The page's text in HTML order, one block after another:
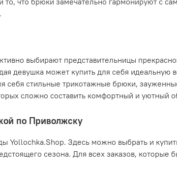
выбирают представительницы
девушка может купить для себя
себя стильные трикотажные брюки,
сложно составить комфортный и уютный
по Приволжску
Yollochka.Shop. Здесь можно выбрать и
сезона. Для всех заказов,